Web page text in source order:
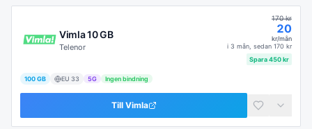
Vimla 10 GB
Telenor
170kr
20
kr/mån
i 3 mån , sedan 170 kr
Spara450kr
100 GB EU 33 5G Ingen bindning
Till Vimla